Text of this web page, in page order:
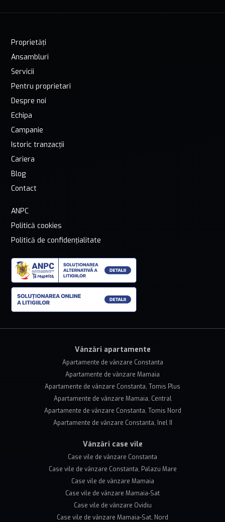
Proprietăți
Ansambluri
Servicii
Pentru proprietari
Despre noi
Echipa
Campanie
Istoric tranzacții
Cariera
Blog
Contact
ANPC
Politică cookies
Politică de confidențialitate
Vânzări apartamente
Apartamente de vânzare Constanta
Apartamente de vânzare Mamaia
Apartamente de vânzare Constanta, Tomis Plus
Apartamente de vânzare Mamaia, Central
Apartamente de vânzare Constanta, Tomis Nord
Apartamente de vânzare Constanta, Inel II
Vânzări case vile
Case vile de vânzare Constanta
Case vile de vânzare Constanta, Palazu Mare
Case vile de vânzare Mamaia
Case vile de vânzare Mamaia-Sat
Case vile de vânzare Ovidiu
Case vile de vânzare Mamaia-Sat, Nord